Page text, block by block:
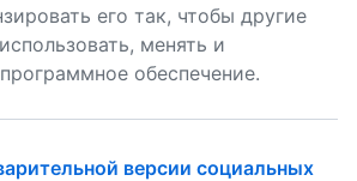
его так, чтобы другие
менять и
обеспечение.
версии социальных